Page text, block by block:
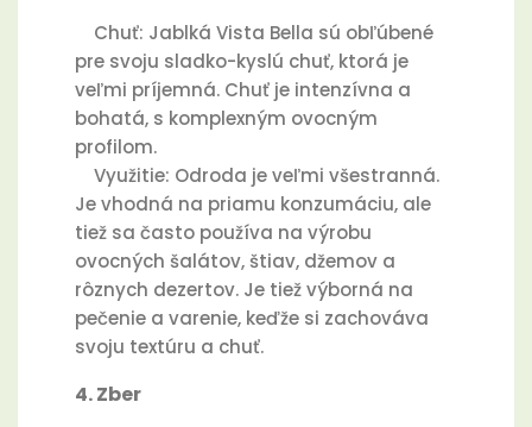
Chuť: Jablká Vista Bella sú obľúbené
pre svoju sladko-kyslú chuť, ktorá je
veľmi príjemná. Chuť je intenzívna a
bohatá, s komplexným ovocným
profilom.
Využitie: Odroda je veľmi všestranná.
Je vhodná na priamu konzumáciu, ale
tiež sa často používa na výrobu
ovocných šalátov, štiav, džemov a
rôznych dezertov. Je tiež výborná na
pečenie a varenie, keďže si zachováva
svoju textúru a chuť.
4. Zber